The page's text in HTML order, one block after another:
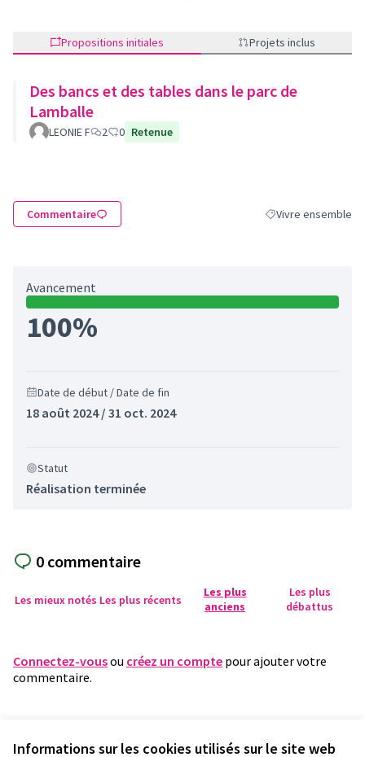
Informations sur les cookies utilisés sur le site web
Propositions initiales Projets inclus
Des bancs et des tables dans le parc de
Lamballe
LEONIE F 2 0 Retenue
Commentaire Filtrer les résultats
Vivre ensemble
Avancement
100%
Date de début / Date de fin
18 août 2024 / 31 oct. 2024
Statut
Réalisation terminée
0 commentaire
Les mieux notés Les plus récents
Les plus
anciens
Les plus
débattus
Connectez-vousou créez un compte pour ajouter votre
commentaire.
voir les autres versions